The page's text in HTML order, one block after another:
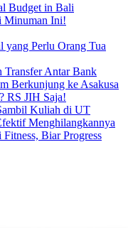
Budget in Bali
Minuman Ini!
yang Perlu Orang Tua
Transfer Antar Bank
Berkunjung ke Asakusa
RS JIH Saja!
Kuliah di UT
Menghilangkannya
Biar Progress